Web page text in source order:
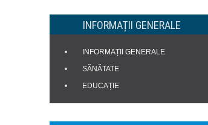
INFORMAȚII GENERALE
INFORMAȚII GENERALE
SĂNĂTATE
EDUCAȚIE